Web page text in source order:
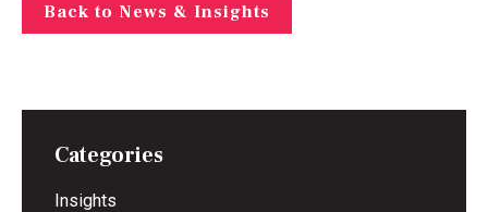
Back to News & Insights
Categories
Insights